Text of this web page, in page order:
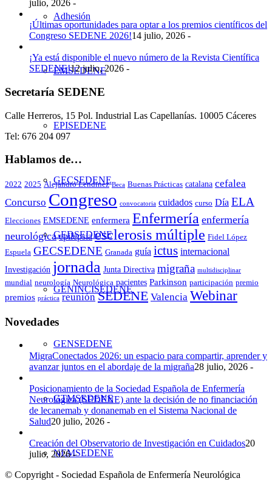
Adhesión
EMSEDENE
EPISEDENE
GECSEDENE
GEDSEDENE
GENINCISEDENE
GENSEDENE
GTMSEDENE
NEMSEDENE
julio, 2026 -
¡Últimas oportunidades para optar a los premios científicos del
Congreso SEDENE 2026!14 julio, 2026 -
¡Ya está disponible el nuevo número de la Revista Científica
SEDENE!12 julio, 2026 -
Secretaría SEDENE
Calle Herreros, 15 Pol. Industrial Las Capellanías. 10005 Cáceres
Tel: 676 204 097
Hablamos de…
2022 2025 Alejandro Lendinez Beca Buenas Prácticas catalana cefalea
Concurso Congreso convocatoria cuidados curso Día ELA
Elecciones EMSEDENE enfermera Enfermería enfermería
neurológica epilepsia esclerosis múltiple Fidel López
Espuela GECSEDENE Granada guía ictus internacional
Investigación jornada Junta Directiva migraña multidisciplinar
mundial neurología Neurológica pacientes Parkinson participación premio
premios práctica reunión SEDENE Valencia Webinar
Novedades
MigraConectados 2026: un espacio para compartir, aprender y
avanzar juntos en el abordaje de la migraña28 julio, 2026 -
Posicionamiento de la Sociedad Española de Enfermería
Neurológica (SEDENE) ante la decisión de no financiación
de lecanemab y donanemab en el Sistema Nacional de
Salud20 julio, 2026 -
Creación del Observatorio de Investigación en Cuidados20
julio, 2026 -
© Copyright - Sociedad Española de Enfermería Neurológica